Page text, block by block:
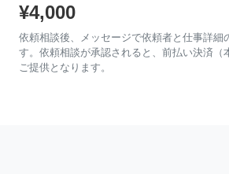
¥4,000
依頼相談後、メッセージで依頼者と仕事詳細
す。依頼相談が承認されると、前払い決済
ご提供となります。